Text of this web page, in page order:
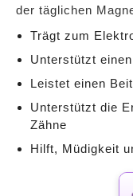
der täglichen
Trägt zum
Unterstützt
Leistet einen
Unterstützt die
Zähne
Hilft, Müdigkeit